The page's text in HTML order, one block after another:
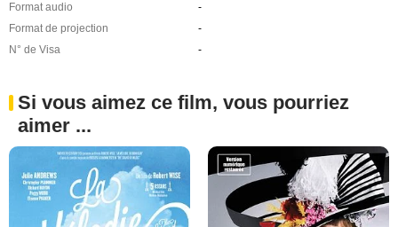
Format audio
-
Format de projection
-
N° de Visa
-
Si vous aimez ce film, vous pourriez
aimer ...